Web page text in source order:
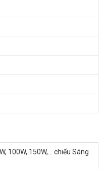
100W, 150W,… chiếu Sáng